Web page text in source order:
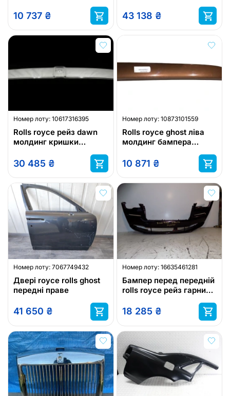
rh
10 737 ₴ 43 138 ₴
Номер лоту: 10617316395
Rolls royce рейз dawn
молдинг кришки
30 485 ₴
Номер лоту: 10873101559
Rolls royce ghost ліва
молдинг бампера
10 871 ₴
Номер лоту: 7067749432
Двері royce rolls ghost
передні праве
41 650 ₴
Номер лоту: 16635461281
Бампер перед передній
rolls royce рейз гарний
18 285 ₴